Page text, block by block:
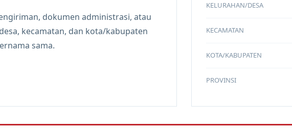
dokumen administrasi, atau
kecamatan, dan kota/kabupaten
sama.
KELURAHAN/DESA
KECAMATAN
KOTA/KABUPATEN
PROVINSI